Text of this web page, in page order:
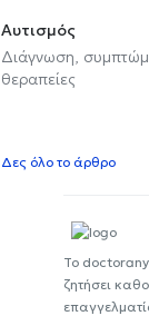
Αυτισμός
Διάγνωση,
θεραπείες
Δες όλο το άρθρο
Το
ζητήσει